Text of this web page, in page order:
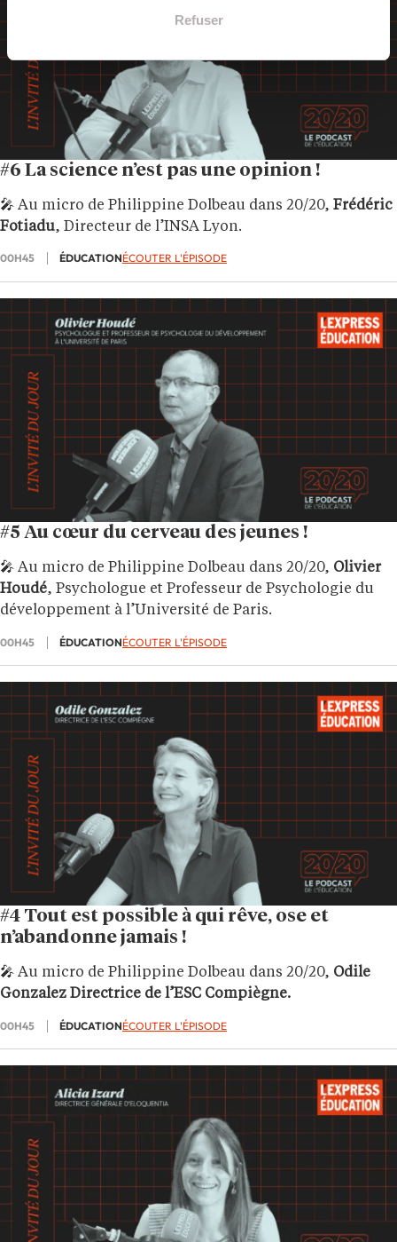
Refuser
#6 La science n’est pas une opinion !
🎤 Au micro de Philippine Dolbeau dans 20/20, Frédéric
Fotiadu, Directeur de l’INSA Lyon.
00H45 ÉDUCATIONÉCOUTER L'ÉPISODE
#5 Au cœur du cerveau des jeunes !
🎤 Au micro de Philippine Dolbeau dans 20/20, Olivier
Houdé, Psychologue et Professeur de Psychologie du
développement à l’Université de Paris.
00H45 ÉDUCATIONÉCOUTER L'ÉPISODE
#4 Tout est possible à qui rêve, ose et
n’abandonne jamais !
🎤 Au micro de Philippine Dolbeau dans 20/20, Odile
Gonzalez Directrice de l’ESC Compiègne.
00H45 ÉDUCATIONÉCOUTER L'ÉPISODE